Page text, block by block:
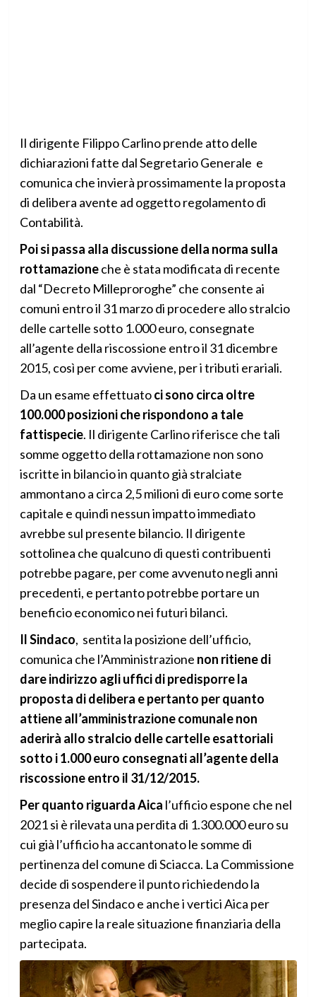
Il dirigente Filippo Carlino prende atto delle
dichiarazioni fatte dal Segretario Generale e
comunica che invierà prossimamente la proposta
di delibera avente ad oggetto regolamento di
Contabilità.
Poi si passa alla discussione della norma sulla
rottamazioneche è stata modificata di recente
dal “Decreto Milleproroghe” che consente ai
comuni entro il 31 marzo di procedere allo stralcio
delle cartelle sotto 1.000 euro, consegnate
all’agente della riscossione entro il 31 dicembre
2015, così per come avviene, per i tributi erariali.
Da un esame effettuatoci sono circa oltre
100.000 posizioni che rispondono a tale
fattispecie. Il dirigente Carlino riferisce che tali
somme oggetto della rottamazione non sono
iscritte in bilancio in quanto già stralciate
ammontano a circa 2,5 milioni di euro come sorte
capitale e quindi nessun impatto immediato
avrebbe sul presente bilancio. Il dirigente
sottolinea che qualcuno di questi contribuenti
potrebbe pagare, per come avvenuto negli anni
precedenti, e pertanto potrebbe portare un
beneficio economico nei futuri bilanci.
Il Sindaco, sentita la posizione dell’ufficio,
comunica che l’Amministrazione non ritiene di
dare indirizzo agli uffici di predisporre la
proposta di delibera e pertanto per quanto
attiene all’amministrazione comunale non
aderirà allo stralcio delle cartelle esattoriali
sotto i 1.000 euro consegnati all’agente della
riscossione entro il 31/12/2015.
Per quanto riguarda Aica l’ufficio espone che nel
2021 si è rilevata una perdita di 1.300.000 euro su
cui già l’ufficio ha accantonato le somme di
pertinenza del comune di Sciacca. La Commissione
decide di sospendere il punto richiedendo la
presenza del Sindaco e anche i vertici Aica per
meglio capire la reale situazione finanziaria della
partecipata.